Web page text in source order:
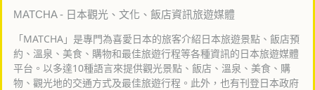
MATCHA - 日本觀光、文化、飯店資訊旅遊媒體
「MATCHA」是專門為喜愛日本的旅客介紹日本旅遊景點、飯店預
約、溫泉、美食、購物和最佳旅遊行程等各種資訊的日本旅遊媒體
平台。以多達10種語言來提供觀光景點、飯店、溫泉、美食、購
物、觀光地的交通方式及最佳旅遊行程。此外，也有刊登日本政府